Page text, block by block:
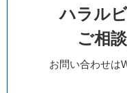
ハラル
ご相
お問い合わせは